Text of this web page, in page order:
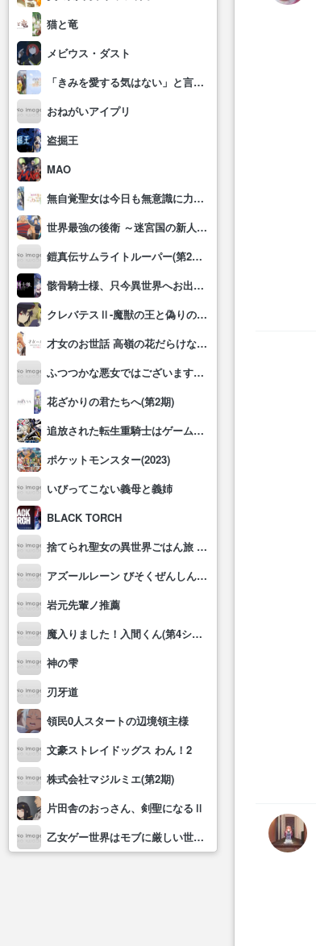
猫と竜
メビウス・ダスト
「きみを愛する気はない」と言った次期公爵様がなぜか溺愛してきます
おねがいアイプリ
盗掘王
MAO
無自覚聖女は今日も無意識に力を垂れ流す
世界最強の後衛 ～迷宮国の新人探索者～
鎧真伝サムライトルーパー(第2クール)
骸骨騎士様、只今異世界へお出掛け中Ⅱ
クレバテスⅡ-魔獣の王と偽りの勇者伝承-
才女のお世話 高嶺の花だらけな名門校で、学院一のお嬢様(生活能力皆無)を陰ながらお世話することになりました
ふつつかな悪女ではございますが～雛宮蝶鼠とりかえ伝～
花ざかりの君たちへ(第2期)
追放された転生重騎士はゲーム知識で無双する
ポケットモンスター(2023)
いびってこない義母と義姉
BLACK TORCH
捨てられ聖女の異世界ごはん旅 隠れスキルでキャンピングカーを召喚しました
アズールレーン びそくぜんしんっ！にっ!!
岩元先輩ノ推薦
魔入りました！入間くん(第4シリーズ)
神の雫
刃牙道
領民0人スタートの辺境領主様
文豪ストレイドッグス わん！2
株式会社マジルミエ(第2期)
片田舎のおっさん、剣聖になるⅡ
乙女ゲー世界はモブに厳しい世界です2